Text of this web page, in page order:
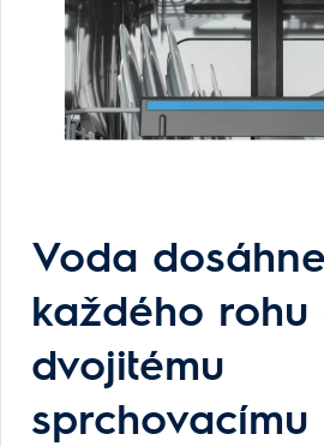
Voda
každého rohu
dvojitému
sprchovacímu